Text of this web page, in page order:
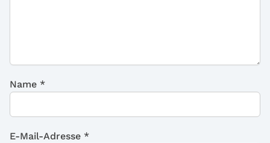
Name *
E-Mail-Adresse *